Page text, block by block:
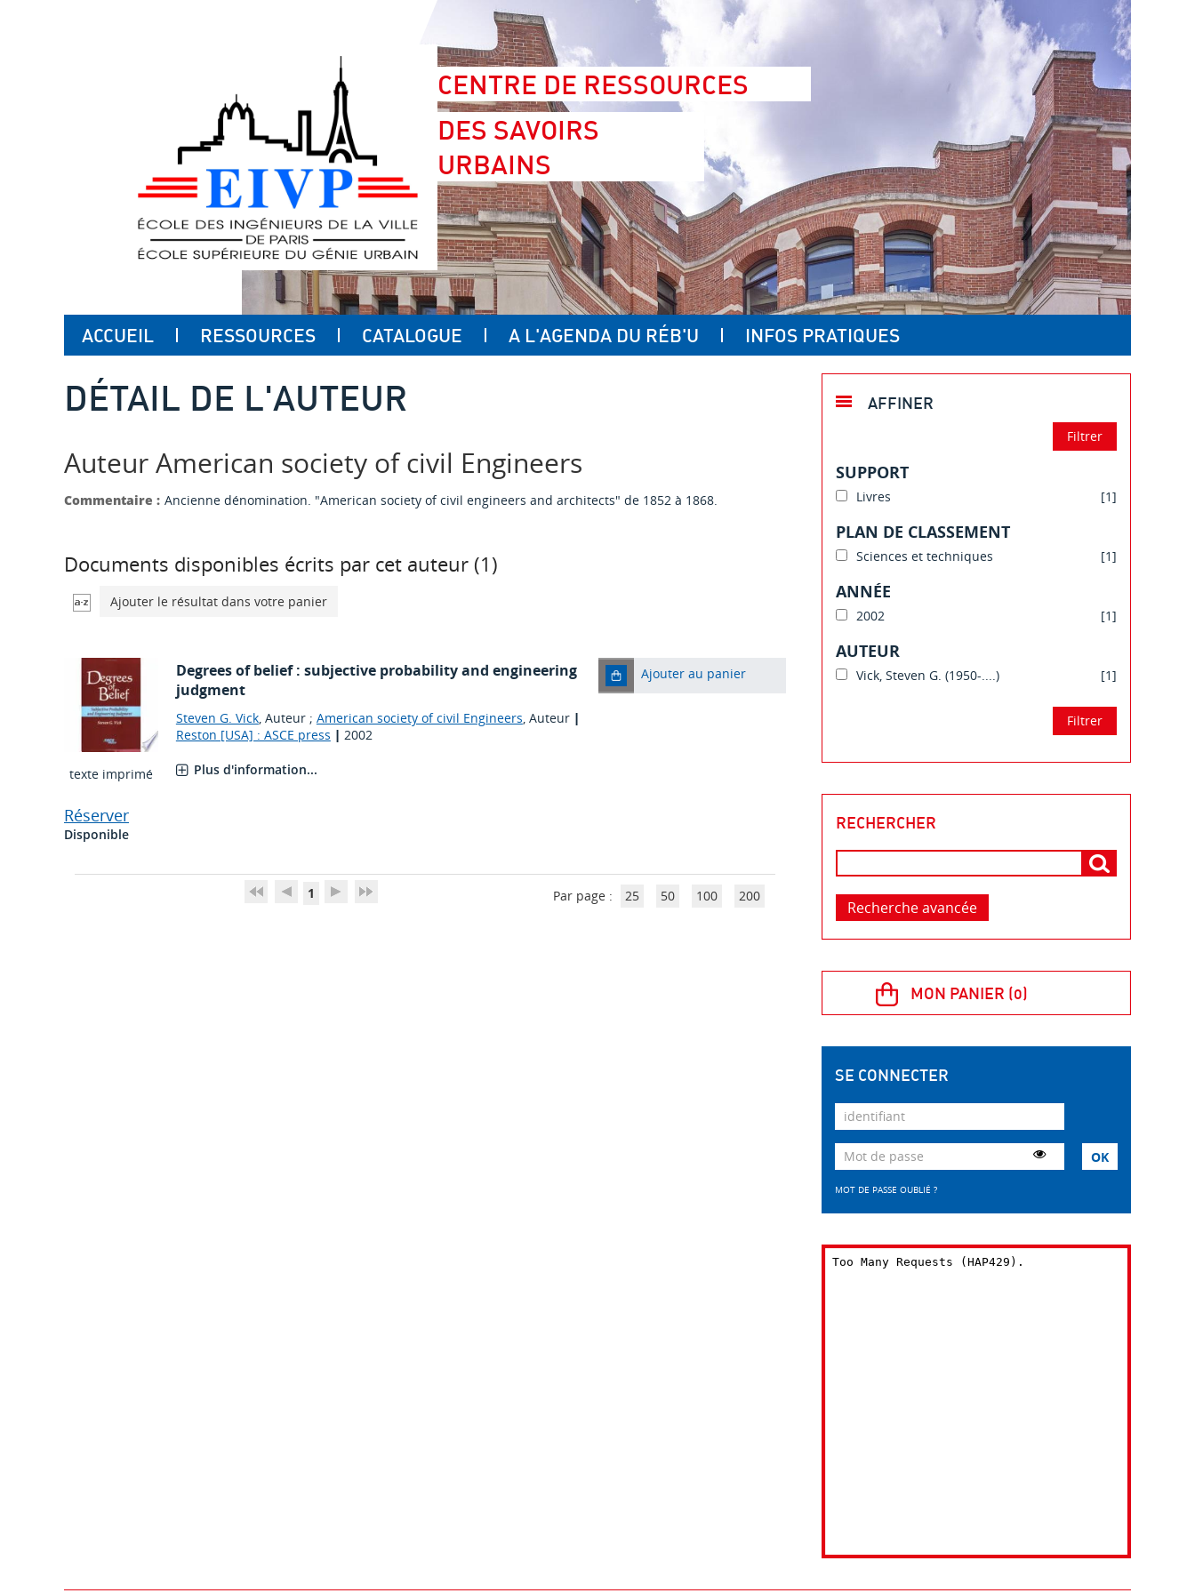
CENTRE DE RESSOURCES
DES SAVOIRS
URBAINS
ACCUEIL RESSOURCES CATALOGUE A L'AGENDA DU RÉB'U INFOS PRATIQUES
DÉTAIL DE L'AUTEUR
Auteur American society of civil Engineers
Commentaire : Ancienne dénomination. "American society of civil engineers and architects" de 1852 à 1868.
Documents disponibles écrits par cet auteur (1 )
Ajouter le résultat dans votre panier
texte imprimé
Degrees of belief : subjective probability and engineering
judgment
Steven G. Vick, Auteur ; American society of civil Engineers, Auteur |
Reston [USA] : ASCE press | 2002
Plus d'information...
Ajouter au panier
Réserver
Disponible
1 Par page : 25 50 100 200
AFFINER
SUPPORT
Livres [1]
PLAN DE CLASSEMENT
Sciences et techniques [1]
ANNÉE
2002 [1]
AUTEUR
Vick, Steven G. (1950-....) [1]
RECHERCHER
Recherche avancée
SE CONNECTER
MOT DE PASSE OUBLIÉ ?